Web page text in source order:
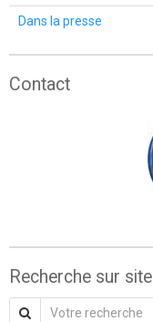
Dans la presse
Contact
Recherche sur site